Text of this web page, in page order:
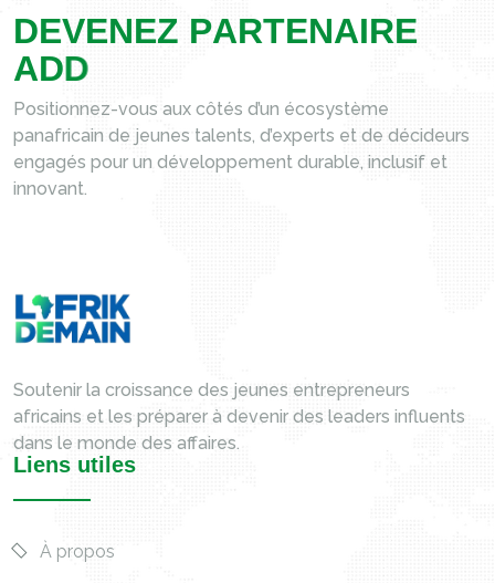
DEVENEZ PARTENAIRE
ADD
Positionnez-vous aux côtés d’un écosystème
panafricain de jeunes talents, d’experts et de décideurs
engagés pour un développement durable, inclusif et
innovant.
Soutenir la croissance des jeunes entrepreneurs
africains et les préparer à devenir des leaders influents
dans le monde des affaires.
Liens utiles
À propos